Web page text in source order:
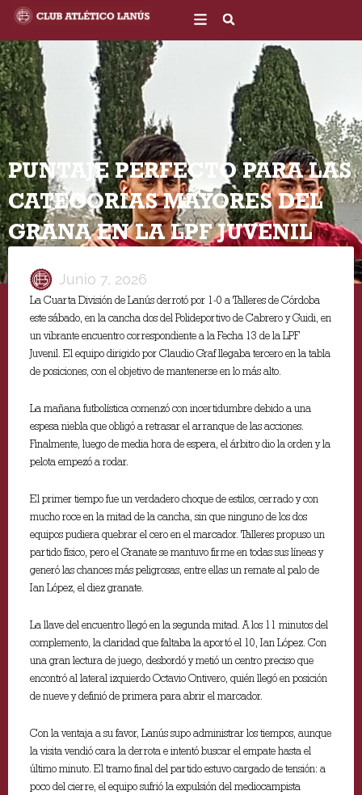
contenido
PUNTAJE PERFECTO PARA LAS
CATEGORÍAS MAYORES DEL
GRANA EN LA LPF JUVENIL
Junio 7, 2026
La Cuarta División de Lanús derrotó por 1-0 a Talleres de Córdoba
este sábado, en la cancha dos del Polideportivo de Cabrero y Guidi, en
un vibrante encuentro correspondiente a la Fecha 13 de la LPF
Juvenil. El equipo dirigido por Claudio Graf llegaba tercero en la tabla
de posiciones, con el objetivo de mantenerse en lo más alto.
La mañana futbolística comenzó con incertidumbre debido a una
espesa niebla que obligó a retrasar el arranque de las acciones.
Finalmente, luego de media hora de espera, el árbitro dio la orden y la
pelota empezó a rodar.
El primer tiempo fue un verdadero choque de estilos, cerrado y con
mucho roce en la mitad de la cancha, sin que ninguno de los dos
equipos pudiera quebrar el cero en el marcador. Talleres propuso un
partido físico, pero el Granate se mantuvo firme en todas sus líneas y
generó las chances más peligrosas, entre ellas un remate al palo de
Ian López, el diez granate.
La llave del encuentro llegó en la segunda mitad. A los 11 minutos del
complemento, la claridad que faltaba la aportó el 10, Ian López. Con
una gran lectura de juego, desbordó y metió un centro preciso que
encontró al lateral izquierdo Octavio Ontivero, quién llegó en posición
de nueve y definió de primera para abrir el marcador.
Con la ventaja a su favor, Lanús supo administrar los tiempos, aunque
la visita vendió cara la derrota e intentó buscar el empate hasta el
último minuto. El tramo final del partido estuvo cargado de tensión: a
poco del cierre, el equipo sufrió la expulsión del mediocampista